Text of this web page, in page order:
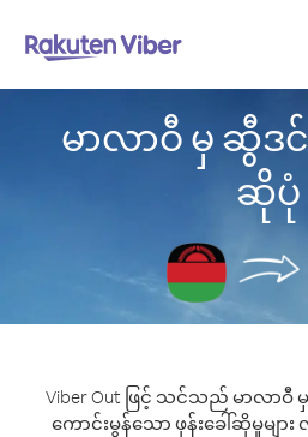
မာလာဝီ မှ ဆွီဒင်
ဆိုပုံ
Viber Out ဖြင့် သင်သည် မာလ
ကောင်းမွန်သော ဖုန်းခေါ်ဆိုမှုမျ